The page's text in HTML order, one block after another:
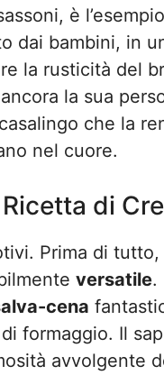
è
dai bambini, in
la rusticità del
la sua
che la
nel cuore.
di
Prima di tutto,
versatile.
cena
formaggio. Il
avvolgente